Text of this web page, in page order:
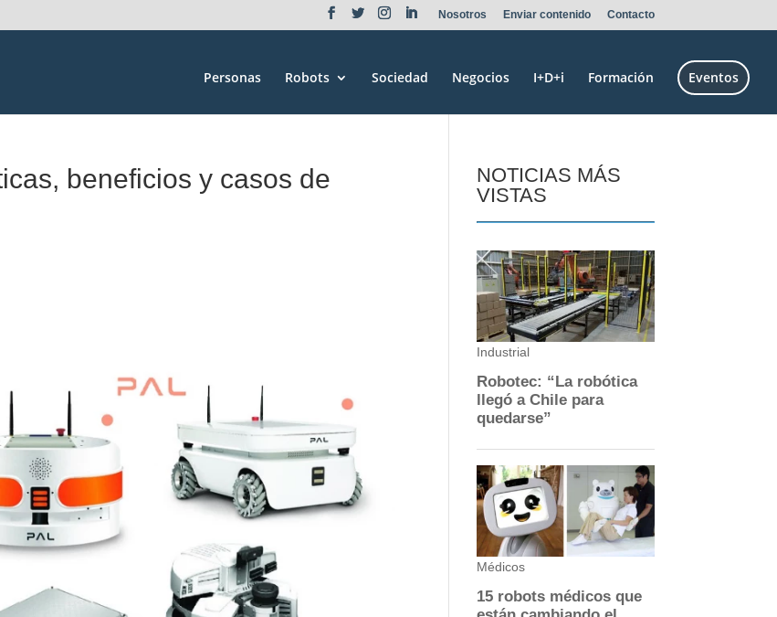
Nosotros Enviar contenido Contacto
Personas Robots Sociedad Negocios I+D+i Formación Eventos
beneficios y casos de
NOTICIAS MÁS
VISTAS